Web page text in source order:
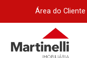
Área do Cliente